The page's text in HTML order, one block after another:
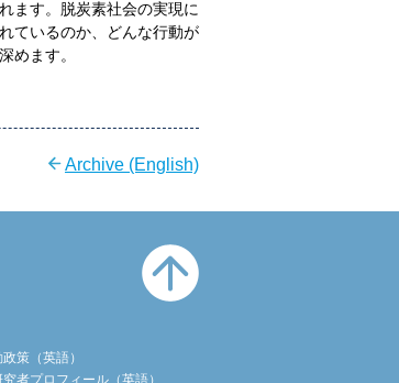
ます。脱炭素社会の実現に
ているのか、どんな行動が
めます。
Archive (English)
策（英語）
者プロフィール（英語）